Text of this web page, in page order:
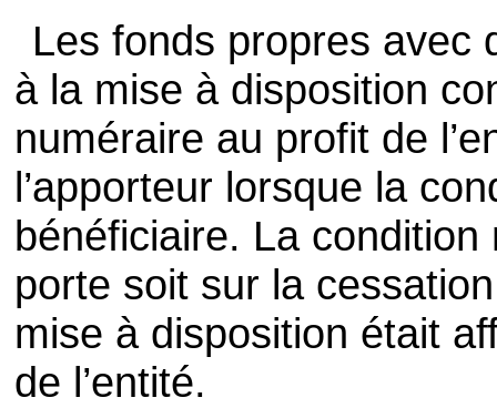
Les fonds propres avec
à la mise à disposition
numéraire au profit de
l’apporteur lorsque la
bénéficiaire. La condition
porte soit sur la
mise à disposition était
de l’entité.